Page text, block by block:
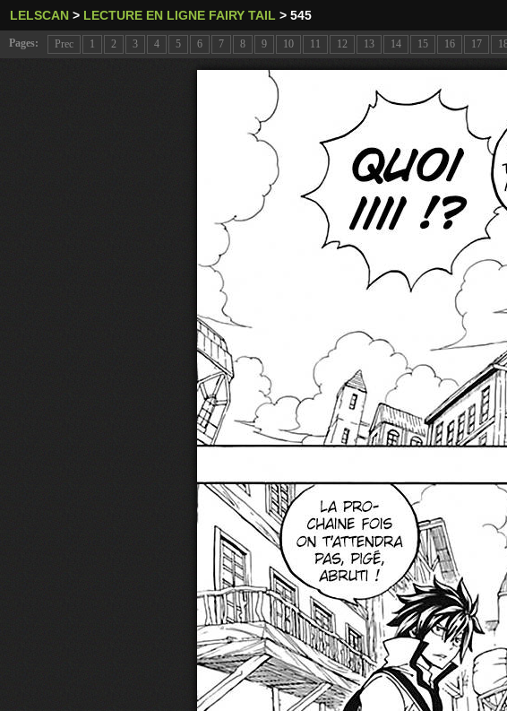
LELSCAN > LECTURE EN LIGNE FAIRY TAIL > 545
Pages: Prec 1 2 3 4 5 6 7 8 9 10 11 12 13 14 15 16 17